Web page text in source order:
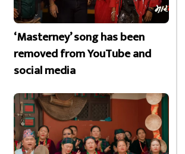
‘Masterney’ song has been
removed from YouTube and
social media